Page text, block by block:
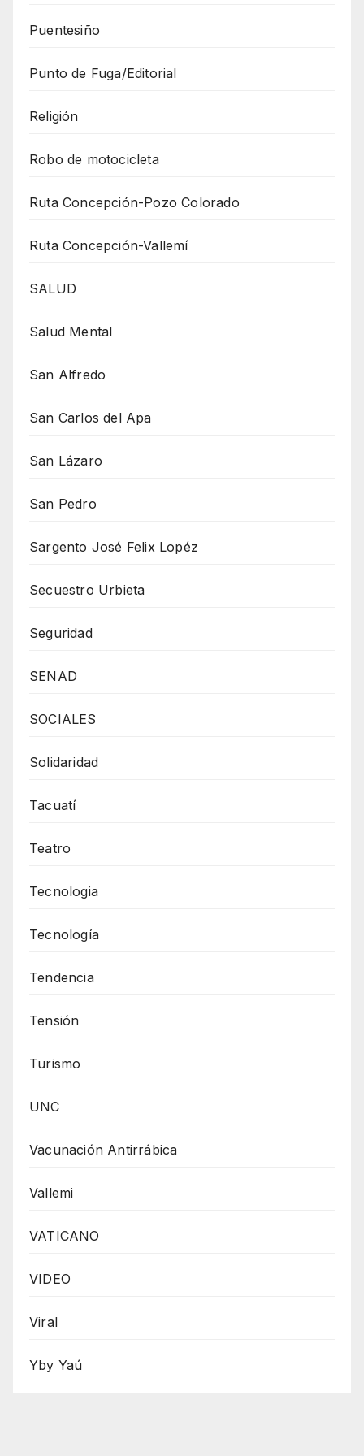
Puentesiño
Punto de Fuga/Editorial
Religión
Robo de motocicleta
Ruta Concepción-Pozo Colorado
Ruta Concepción-Vallemí
SALUD
Salud Mental
San Alfredo
San Carlos del Apa
San Lázaro
San Pedro
Sargento José Felix Lopéz
Secuestro Urbieta
Seguridad
SENAD
SOCIALES
Solidaridad
Tacuatí
Teatro
Tecnologia
Tecnología
Tendencia
Tensión
Turismo
UNC
Vacunación Antirrábica
Vallemi
VATICANO
VIDEO
Viral
Yby Yaú